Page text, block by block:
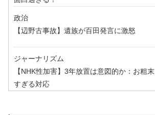
政治
【辺野古事故】遺族が百田発言に激怒
ジャーナリズム
【NHK性加害】3年放置は意図的か：お粗末
すぎる対応